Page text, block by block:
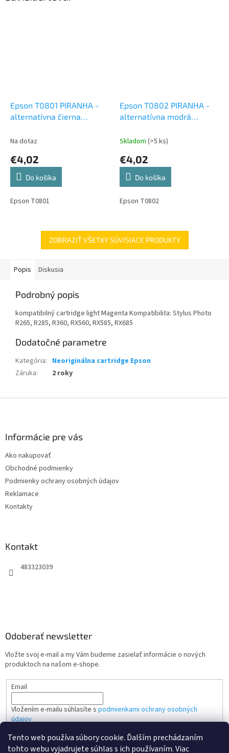
Tento web používa súbory cookie. Ďalším prechádzaním
tohto webu vyjadrujete súhlas s ich používaním. Viac
Epson T0801 PIRANHA -
alternatívna čierna
Na dotaz
€4,02
Do košíka
Epson T0801
Epson T0802 PIRANHA -
alternatívna modrá
Skladom (>5 ks)
€4,02
Do košíka
Epson T0802
ZOBRAZIŤ VŠETKY SÚVISIACE PRODUKTY
Popis Diskusia
Podrobný popis
kompatibilný cartridge light Magenta Kompatibilita: Stylus Photo
R265, R285, R360, RX560, RX585, RX685
Dodatočné parametre
Kategória: Neoriginálna cartridge Epson
Záruka: 2 roky
Informácie pre vás
Ako nakupovať
Obchodné podmienky
Podmienky ochrany osobných údajov
Reklamace
Kontakty
Kontakt
483323039
Odoberať newsletter
Vložte svoj e-mail a my Vám budeme zasielať informácie o nových
produktoch na našom e-shope.
Email
Vložením e-mailu súhlasíte s podmienkami ochrany osobných
údajov
PRIHLÁSIŤ SA